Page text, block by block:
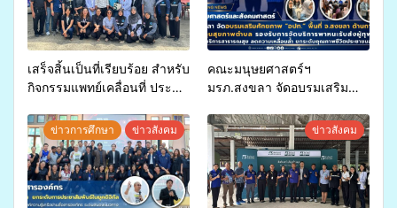
เสร็จสิ้นเป็นที่เรียบร้อย สำหรับ
กิจกรรมแพทย์เคลื่อนที่ ประจำ
สุขภาพแก่ประชาชนในพื้นที่
อำเภอจะนะ
คณะมนุษยศาสตร์ฯ
มรภ.สงขลา จัดอบรมเสริม
จ่ายงบกองทุนสุขภาพตำบล
รองรับการจัดบริการพาหนะรับ
ส่งผู้ทุพพลภาพเพื่อเข้ารับ
บริการสาธารณสุข ลดความ
เหลื่อมล้ำ ยกระดับคุณภาพ
ข่าวการศึกษา ข่าวสังคม ข่าวสังคม